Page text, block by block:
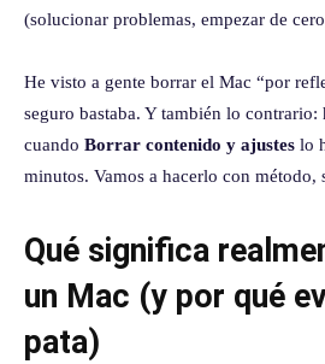
(solucionar problemas, empezar de
He visto a gente borrar el Mac “por
seguro bastaba. Y también lo contrario:
cuando Borrar contenido y ajustes lo
minutos. Vamos a hacerlo con método,
Qué significa
un Mac (y por qué
pata)